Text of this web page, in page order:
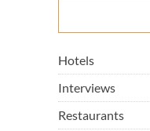
Hotels
Interviews
Restaurants